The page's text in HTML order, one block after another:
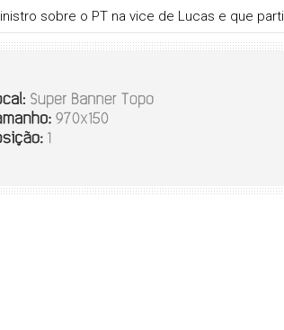
sobre o PT na vice de Lucas e que